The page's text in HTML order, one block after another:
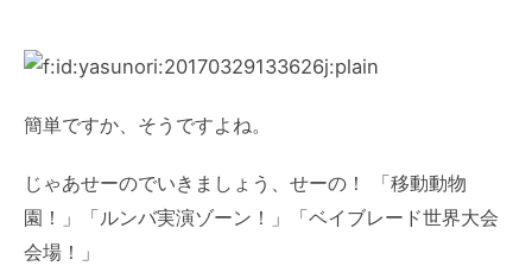
簡単ですか、そうですよね。
じゃあせーのでいきましょう、せーの！ 「移動動物
園！」「ルンバ実演ゾーン！」「ベイブレード世界大会
会場！」